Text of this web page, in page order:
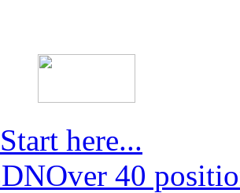
Start here...
Over 40